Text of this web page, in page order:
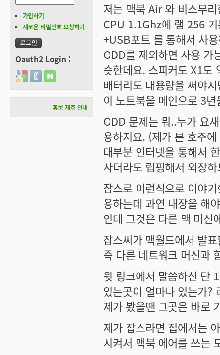
저는 맥북 Air 와 비스무
CPU 1.1Ghz에 램 256
+USB포트 를 통해서 사
ODD를 제외하면 사용 가
슷한데요. 스피커도 X1도
배터리도 대용량을 써야
이 노트북을 메인으로 3
ODD 문제는 뭐..누가 요
용하지요. (제가 본 호주
대부분 인터넷을 통해서
사더라도 립핑해서 외장
잡스로 이런식으로 이야
용하는데 과연 내장을 해
인데 그것은 다른 맥 머신
잡스씨가 맥월드에서 발
즉 다른 네트워크 머신과
윗 링크에서 말씀하신 단
있는곳이 얼마나 있는가?
제가 봤을땐 그곳은 바로
제가 잡스라면 집에서는
시켜서 맥북 에어를 쓰는
가입하기
새로운 비밀번호 요청하기
Oauth2 Login :
Login with Google
Login with GitHub
Login with Naver
홍보 제휴 안내